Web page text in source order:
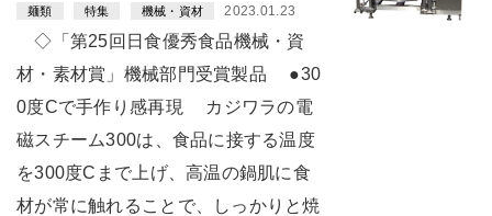
麺類 特集 機械・資材 2023.01.23
◇「第25回日食優秀食品機械・資
材・素材賞」機械部門受賞製品 ●30
0度Cで手作り感再現 カジワラの電
磁スチーム300は、食品に接する温度
を300度Cまで上げ、高温の鍋肌に食
材が常に触れることで、しっかりと焼